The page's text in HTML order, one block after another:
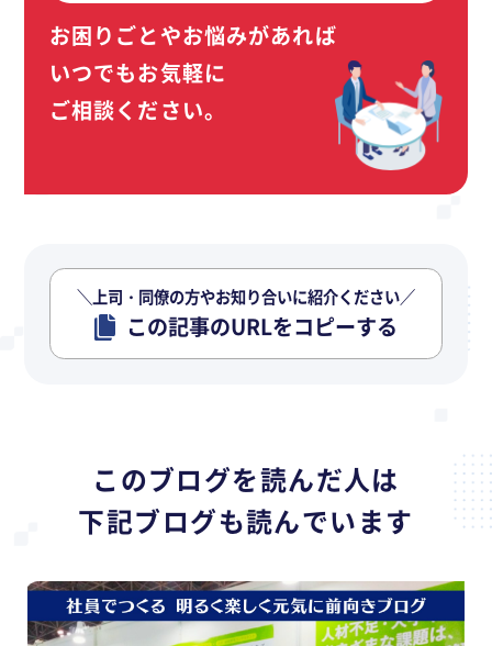
お困りごとやお悩みがあれば
いつでもお気軽に
ご相談ください。
＼上司・同僚の方やお知り合いに紹介ください／
この記事のURLをコピーする
このブログを読んだ人は
下記ブログも読んでいます